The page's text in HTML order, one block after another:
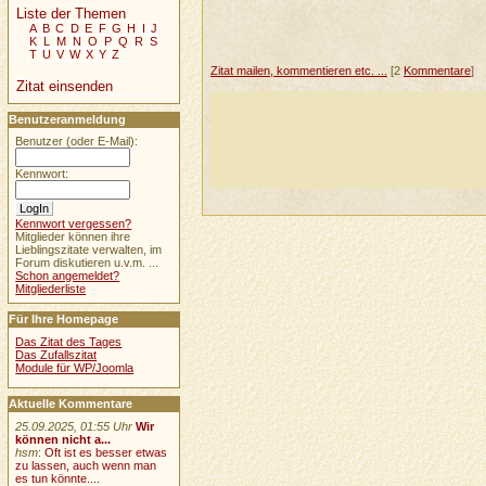
Zitat mailen, kommentieren etc. ... [2 Kommentare]
Liste der Themen
A B C D E F G H I J
K L M N O P Q R S
T U V W X Y Z
Zitat einsenden
Benutzeranmeldung
Benutzer (oder E-Mail):
Kennwort:
Kennwort vergessen?
Mitglieder können ihre
Lieblingszitate verwalten, im
Forum diskutieren u.v.m. ...
Schon angemeldet?
Mitgliederliste
Für Ihre Homepage
Das Zitat des Tages
Das Zufallszitat
Module für WP/Joomla
Aktuelle Kommentare
25.09.2025, 01:55 Uhr Wir
können nicht a...
hsm:Oft ist es besser etwas
zu lassen, auch wenn man
es tun könnte....